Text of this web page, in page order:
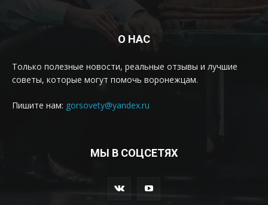
О НАС
Только полезные новости, реальные отзывы и лучшие
советы, которые могут помочь воронежцам.
Пишите нам: gorsovety@yandex.ru
МЫ В СОЦСЕТЯХ